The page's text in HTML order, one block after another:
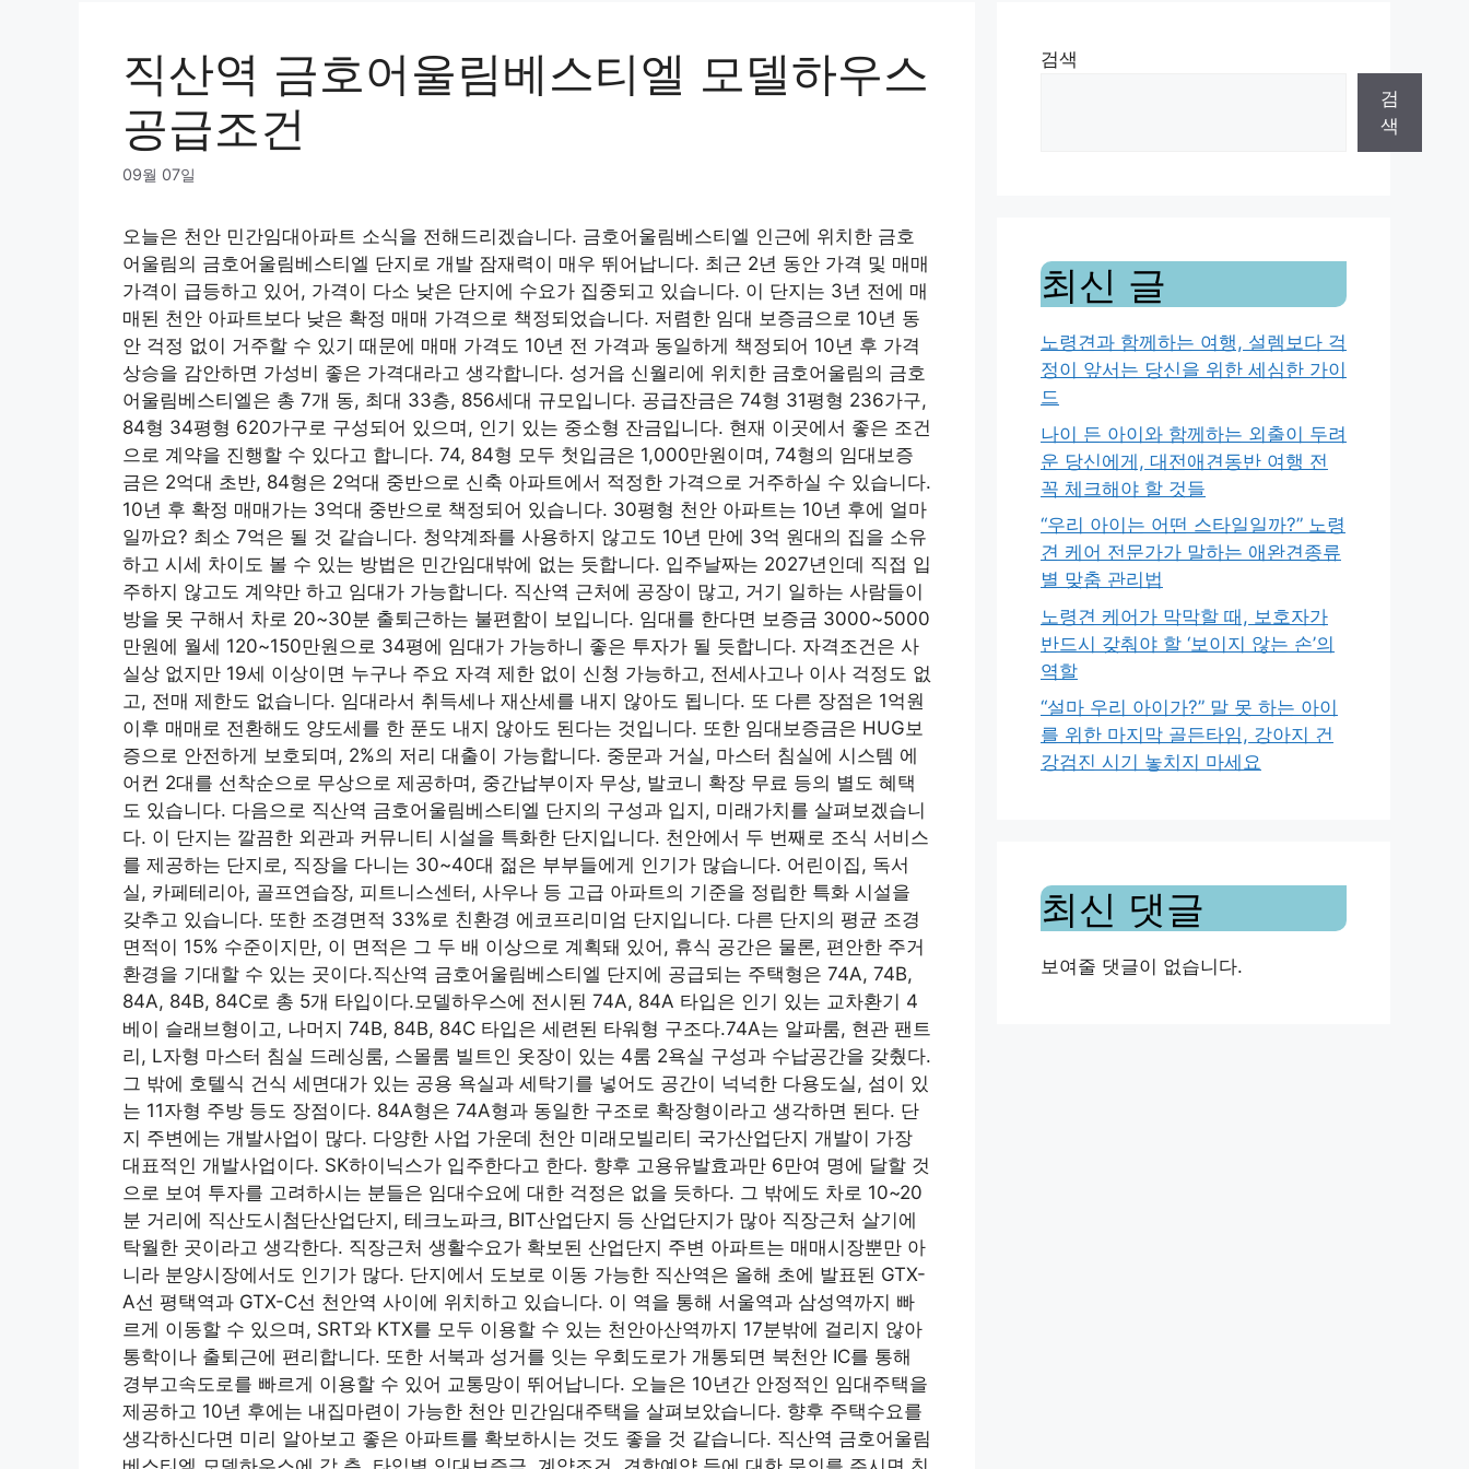
직산역 금호어울림베스티엘 모델하우스
공급조건
09월 07일
오늘은 천안 민간임대아파트 소식을 전해드리겠습니다. 금호어울림베스티엘 인근에 위치한 금호
어울림의 금호어울림베스티엘 단지로 개발 잠재력이 매우 뛰어납니다. 최근 2년 동안 가격 및 매매
가격이 급등하고 있어, 가격이 다소 낮은 단지에 수요가 집중되고 있습니다. 이 단지는 3년 전에 매
매된 천안 아파트보다 낮은 확정 매매 가격으로 책정되었습니다. 저렴한 임대 보증금으로 10년 동
안 걱정 없이 거주할 수 있기 때문에 매매 가격도 10년 전 가격과 동일하게 책정되어 10년 후 가격
상승을 감안하면 가성비 좋은 가격대라고 생각합니다. 성거읍 신월리에 위치한 금호어울림의 금호
어울림베스티엘은 총 7개 동, 최대 33층, 856세대 규모입니다. 공급잔금은 74형 31평형 236가구,
84형 34평형 620가구로 구성되어 있으며, 인기 있는 중소형 잔금입니다. 현재 이곳에서 좋은 조건
으로 계약을 진행할 수 있다고 합니다. 74, 84형 모두 첫입금은 1,000만원이며, 74형의 임대보증
금은 2억대 초반, 84형은 2억대 중반으로 신축 아파트에서 적정한 가격으로 거주하실 수 있습니다.
10년 후 확정 매매가는 3억대 중반으로 책정되어 있습니다. 30평형 천안 아파트는 10년 후에 얼마
일까요? 최소 7억은 될 것 같습니다. 청약계좌를 사용하지 않고도 10년 만에 3억 원대의 집을 소유
하고 시세 차이도 볼 수 있는 방법은 민간임대밖에 없는 듯합니다. 입주날짜는 2027년인데 직접 입
주하지 않고도 계약만 하고 임대가 가능합니다. 직산역 근처에 공장이 많고, 거기 일하는 사람들이
방을 못 구해서 차로 20~30분 출퇴근하는 불편함이 보입니다. 임대를 한다면 보증금 3000~5000
만원에 월세 120~150만원으로 34평에 임대가 가능하니 좋은 투자가 될 듯합니다. 자격조건은 사
실상 없지만 19세 이상이면 누구나 주요 자격 제한 없이 신청 가능하고, 전세사고나 이사 걱정도 없
고, 전매 제한도 없습니다. 임대라서 취득세나 재산세를 내지 않아도 됩니다. 또 다른 장점은 1억원
이후 매매로 전환해도 양도세를 한 푼도 내지 않아도 된다는 것입니다. 또한 임대보증금은 HUG보
증으로 안전하게 보호되며, 2%의 저리 대출이 가능합니다. 중문과 거실, 마스터 침실에 시스템 에
어컨 2대를 선착순으로 무상으로 제공하며, 중간납부이자 무상, 발코니 확장 무료 등의 별도 혜택
도 있습니다. 다음으로 직산역 금호어울림베스티엘 단지의 구성과 입지, 미래가치를 살펴보겠습니
다. 이 단지는 깔끔한 외관과 커뮤니티 시설을 특화한 단지입니다. 천안에서 두 번째로 조식 서비스
를 제공하는 단지로, 직장을 다니는 30~40대 젊은 부부들에게 인기가 많습니다. 어린이집, 독서
실, 카페테리아, 골프연습장, 피트니스센터, 사우나 등 고급 아파트의 기준을 정립한 특화 시설을
갖추고 있습니다. 또한 조경면적 33%로 친환경 에코프리미엄 단지입니다. 다른 단지의 평균 조경
면적이 15% 수준이지만, 이 면적은 그 두 배 이상으로 계획돼 있어, 휴식 공간은 물론, 편안한 주거
환경을 기대할 수 있는 곳이다.직산역 금호어울림베스티엘 단지에 공급되는 주택형은 74A, 74B,
84A, 84B, 84C로 총 5개 타입이다.모델하우스에 전시된 74A, 84A 타입은 인기 있는 교차환기 4
베이 슬래브형이고, 나머지 74B, 84B, 84C 타입은 세련된 타워형 구조다.74A는 알파룸, 현관 팬트
리, L자형 마스터 침실 드레싱룸, 스몰룸 빌트인 옷장이 있는 4룸 2욕실 구성과 수납공간을 갖췄다.
그 밖에 호텔식 건식 세면대가 있는 공용 욕실과 세탁기를 넣어도 공간이 넉넉한 다용도실, 섬이 있
는 11자형 주방 등도 장점이다. 84A형은 74A형과 동일한 구조로 확장형이라고 생각하면 된다. 단
지 주변에는 개발사업이 많다. 다양한 사업 가운데 천안 미래모빌리티 국가산업단지 개발이 가장
대표적인 개발사업이다. SK하이닉스가 입주한다고 한다. 향후 고용유발효과만 6만여 명에 달할 것
으로 보여 투자를 고려하시는 분들은 임대수요에 대한 걱정은 없을 듯하다. 그 밖에도 차로 10~20
분 거리에 직산도시첨단산업단지, 테크노파크, BIT산업단지 등 산업단지가 많아 직장근처 살기에
탁월한 곳이라고 생각한다. 직장근처 생활수요가 확보된 산업단지 주변 아파트는 매매시장뿐만 아
니라 분양시장에서도 인기가 많다. 단지에서 도보로 이동 가능한 직산역은 올해 초에 발표된 GTX-
A선 평택역과 GTX-C선 천안역 사이에 위치하고 있습니다. 이 역을 통해 서울역과 삼성역까지 빠
르게 이동할 수 있으며, SRT와 KTX를 모두 이용할 수 있는 천안아산역까지 17분밖에 걸리지 않아
통학이나 출퇴근에 편리합니다. 또한 서북과 성거를 잇는 우회도로가 개통되면 북천안 IC를 통해
경부고속도로를 빠르게 이용할 수 있어 교통망이 뛰어납니다. 오늘은 10년간 안정적인 임대주택을
제공하고 10년 후에는 내집마련이 가능한 천안 민간임대주택을 살펴보았습니다. 향후 주택수요를
생각하신다면 미리 알아보고 좋은 아파트를 확보하시는 것도 좋을 것 같습니다. 직산역 금호어울림
검색
검
색
최신 글
노령견과 함께하는 여행, 설렘보다 걱
정이 앞서는 당신을 위한 세심한 가이
드
나이 든 아이와 함께하는 외출이 두려
운 당신에게, 대전애견동반 여행 전
꼭 체크해야 할 것들
“우리 아이는 어떤 스타일일까?” 노령
견 케어 전문가가 말하는 애완견종류
별 맞춤 관리법
노령견 케어가 막막할 때, 보호자가
반드시 갖춰야 할 ‘보이지 않는 손’의
역할
“설마 우리 아이가?” 말 못 하는 아이
를 위한 마지막 골든타임, 강아지 건
강검진 시기 놓치지 마세요
최신 댓글
보여줄 댓글이 없습니다.